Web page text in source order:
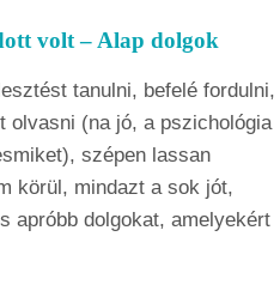
volt – Alap dolgok
tanulni, befelé fordulni,
olvasni (na jó, a pszichológia
szépen lassan
körül, mindazt a sok jót,
apróbb dolgokat, amelyekért